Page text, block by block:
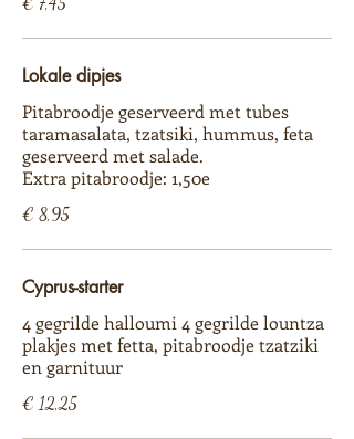
Lokale dipjes
Pitabroodje geserveerd met tubes
taramasalata, tzatsiki, hummus, feta
geserveerd met salade.
Extra pitabroodje: 1,50e
€ 8,95
Cyprus-starter
4 gegrilde halloumi 4 gegrilde lountza
plakjes met fetta, pitabroodje tzatziki
en garnituur
€ 12,25